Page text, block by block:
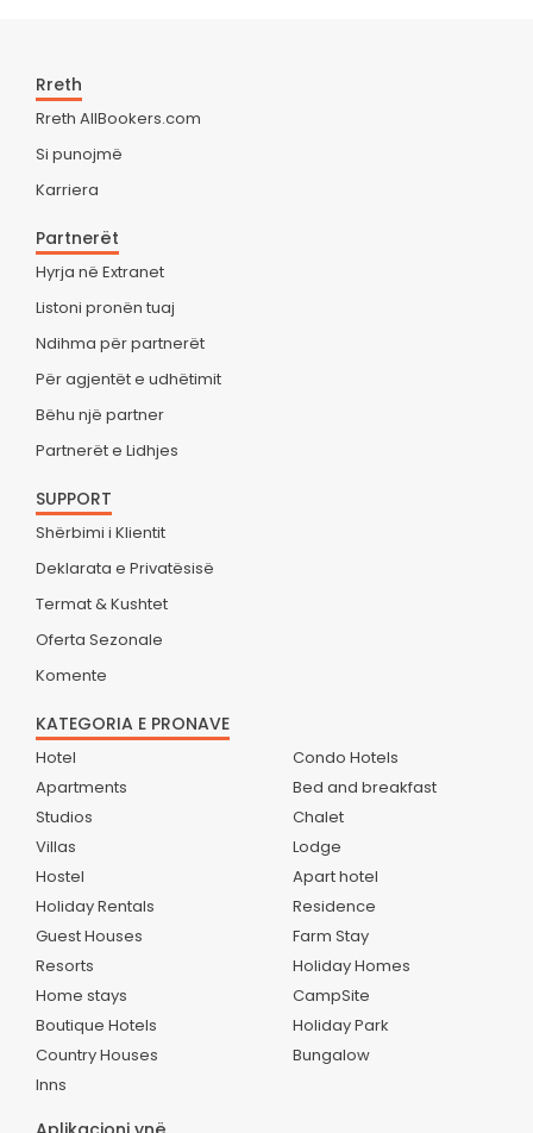
Rreth
Rreth AllBookers.com
Si punojmë
Karriera
Partnerët
Hyrja në Extranet
Listoni pronën tuaj
Ndihma për partnerët
Për agjentët e udhëtimit
Bëhu një partner
Partnerët e Lidhjes
SUPPORT
Shërbimi i Klientit
Deklarata e Privatësisë
Termat & Kushtet
Oferta Sezonale
Komente
KATEGORIA E PRONAVE
Hotel
Apartments
Studios
Villas
Hostel
Holiday Rentals
Guest Houses
Resorts
Home stays
Boutique Hotels
Country Houses
Inns
Condo Hotels
Bed and breakfast
Chalet
Lodge
Apart hotel
Residence
Farm Stay
Holiday Homes
CampSite
Holiday Park
Bungalow